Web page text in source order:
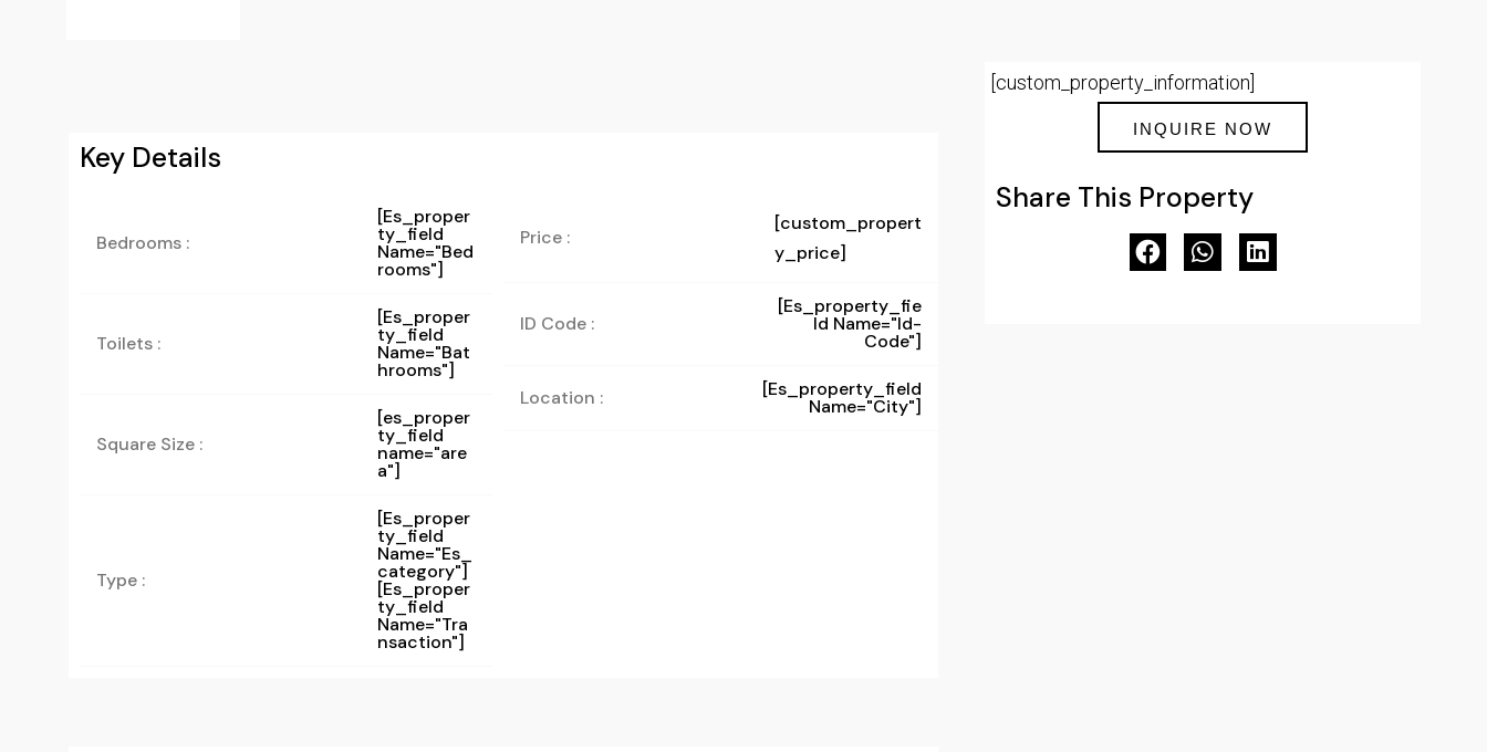
Key Details
Bedrooms :
[es_proper
Ty_field
Name="bed
Rooms"]
Toilets :
[es_proper
Ty_field
Name="bat
Hrooms"]
Square Size :
[es_proper
ty_field
name="are
a"]
Type :
[es_proper
Ty_field
Name="es_
Category"]
[es_proper
Ty_field
Name="tra
Nsaction"]
Price :
[custom_propert
y_price]
ID Code :
[es_property_fie
Ld Name="id-
Code"]
Location : [es_property_field
Name="city"]
[custom_property_information]
INQUIRE NOW
Share This Property